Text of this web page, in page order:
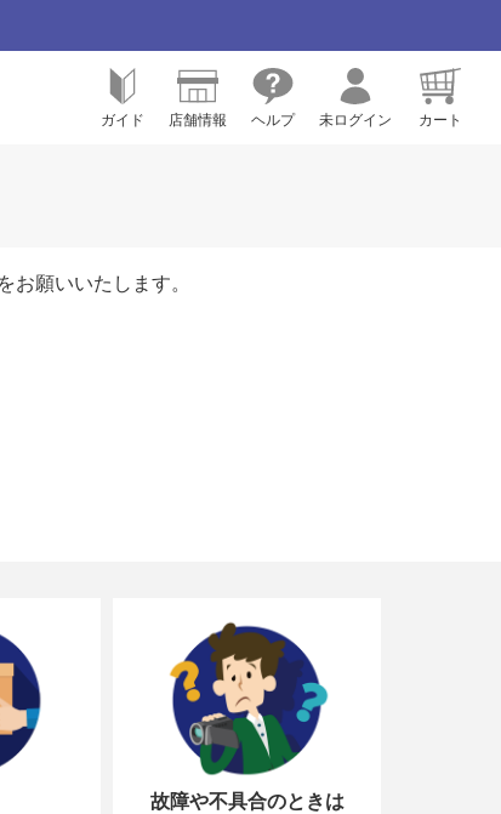
ガイド 店舗情報 ヘルプ 未ログイン カート
願いいたします。
故障や不具合のときは